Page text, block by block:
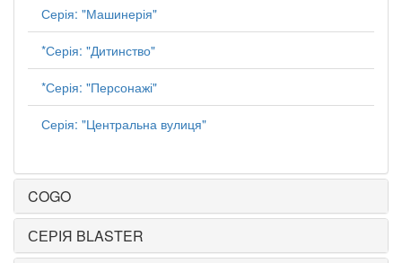
Серія: "Машинерія"
*Серія: "Дитинство"
*Серія: "Персонажі"
Серія: "Центральна вулиця"
COGO
СЕРІЯ BLASTER